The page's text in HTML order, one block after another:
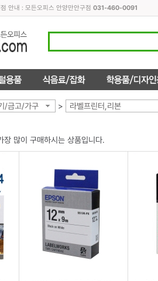
안내 : 모든오피스 안양만안구점 031-460-0091
/금고/가구 > 라벨프린터,리본
장 많이 구매하시는 상품입니다.